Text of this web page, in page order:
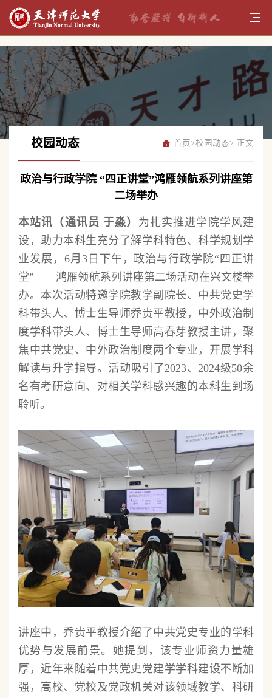
校园动态 首页 >校园动态> 正文
政治与行政学院 “四正讲堂”鸿雁领航系列讲座第
二场举办
本站讯（通讯员 于淼） 为扎实推进学院学风建
设，助力本科生充分了解学科特色、科学规划学
业发展，6月3日下午，政治与行政学院“四正讲
堂”——鸿雁领航系列讲座第二场活动在兴文楼举
办。本次活动特邀学院教学副院长、中共党史学
科带头人、博士生导师乔贵平教授，中外政治制
度学科带头人、博士生导师高春芽教授主讲，聚
焦中共党史、中外政治制度两个专业，开展学科
解读与升学指导。活动吸引了2023、2024级50余
名有考研意向、对相关学科感兴趣的本科生到场
聆听。
讲座中，乔贵平教授介绍了中共党史专业的学科
优势与发展前景。她提到，该专业师资力量雄
厚，近年来随着中共党史党建学学科建设不断加
强，高校、党校及党政机关对该领域教学、科研